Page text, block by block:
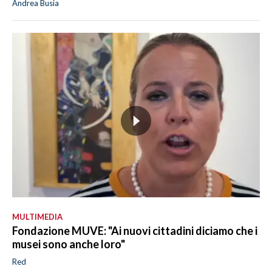
Andrea Busia
MULTIMEDIA
Fondazione MUVE: "Ai nuovi cittadini diciamo che i
musei sono anche loro"
Red